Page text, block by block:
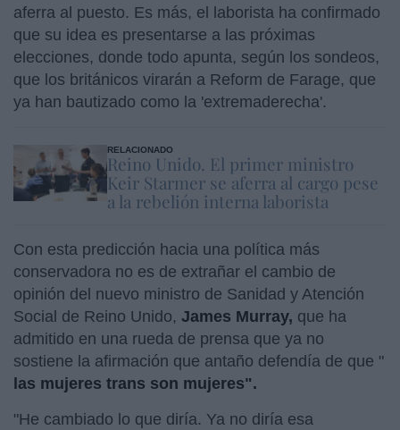
aferra al puesto. Es más, el laborista ha confirmado
que su idea es presentarse a las próximas
elecciones, donde todo apunta, según los sondeos,
que los británicos virarán a Reform de Farage, que
ya han bautizado como la 'extremaderecha'.
RELACIONADO
Reino Unido. El primer ministro
Keir Starmer se aferra al cargo pese
a la rebelión interna laborista
Con esta predicción hacia una política más
conservadora no es de extrañar el cambio de
opinión del nuevo ministro de Sanidad y Atención
Social de Reino Unido, James Murray, que ha
admitido en una rueda de prensa que ya no
sostiene la afirmación que antaño defendía de que "
las mujeres trans son mujeres".
"He cambiado lo que diría. Ya no diría esa